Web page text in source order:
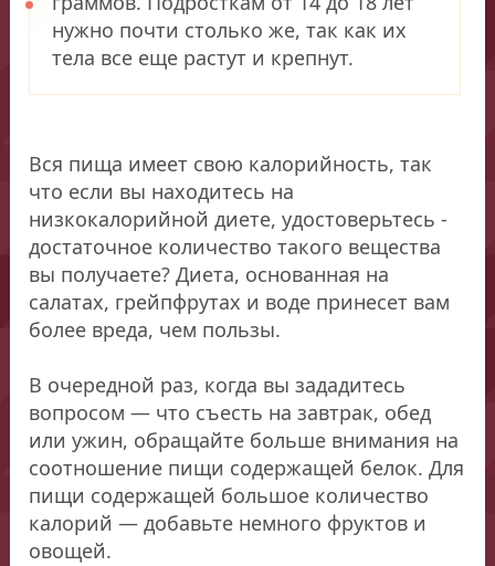
нужно почти столько же, так как их
тела все еще растут и крепнут.
Вся пища имеет свою калорийность, так
что если вы находитесь на
низкокалорийной диете, удостоверьтесь -
достаточное количество такого вещества
вы получаете? Диета, основанная на
салатах, грейпфрутах и воде принесет вам
более вреда, чем пользы.
В очередной раз, когда вы зададитесь
вопросом — что съесть на завтрак, обед
или ужин, обращайте больше внимания на
соотношение пищи содержащей белок. Для
пищи содержащей большое количество
калорий — добавьте немного фруктов и
овощей.